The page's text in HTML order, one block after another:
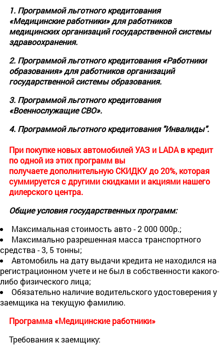
1. Программой льготного кредитования
«Медицинские работники» для работников
медицинских организаций государственной системы
здравоохранения.
2. Программой льготного кредитования «Работники
образования» для работников организаций
государственной системы образования.
3. Программой льготного кредитования
«Военнослужащие СВО».
4. Программой льготного кредитования "Инвалиды".
При покупкеновых автомобилей УАЗ и LADA в кредит
по одной из этих программ вы
получаетедополнительную СКИДКУ до 20%, которая
суммируется с другими скидками и акциями нашего
дилерского центра.
Общие условия государственных программ:
Максимальная стоимость авто - 2 000 000р.;
Максимально разрешенная масса транспортного
средства - 3, 5 тонны;
Автомобиль на дату выдачи кредита не находился на
регистрационном учете и не был в собственности какого-
либо физического лица;
Обязательно наличие водительского удостоверения у
заемщика на текущую фамилию.
Программа «Медицинские работники»
Требования к заемщику: